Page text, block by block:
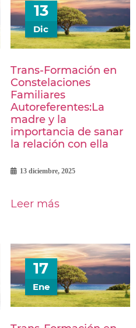
13
Dic
Trans-Formación en
Constelaciones
Familiares
Autoreferentes:La
madre y la
importancia de sanar
la relación con ella
13 diciembre, 2025
Leer más
17
Ene